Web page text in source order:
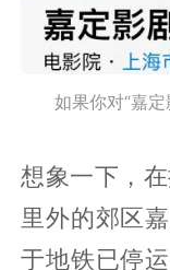
如果你对“嘉
想象一下，
里外的郊区
于地铁已停